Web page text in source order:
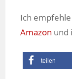
Ich
Amazon und
teilen